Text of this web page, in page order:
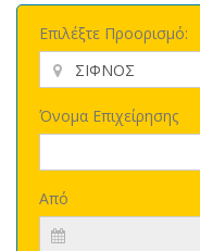
Επιλέξτε Προορισμό:
Όνομα Επιχείρησης
Από